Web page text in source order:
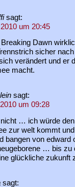
sagt:
um 20:45
Dawn
sicher
verändert und er
macht.
sagt:
um 09:28
… ich würde
zur welt kommt
bangen von
… bis zu
glückliche zukunft
sagt: